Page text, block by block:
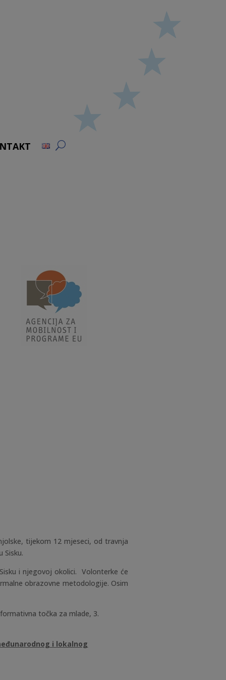
tijekom 12 mjeseci, od travnja
Sisku.
i njegovoj okolici. Volonterke će
obrazovne metodologije. Osim
točka za mlade, 3.
i lokalnog